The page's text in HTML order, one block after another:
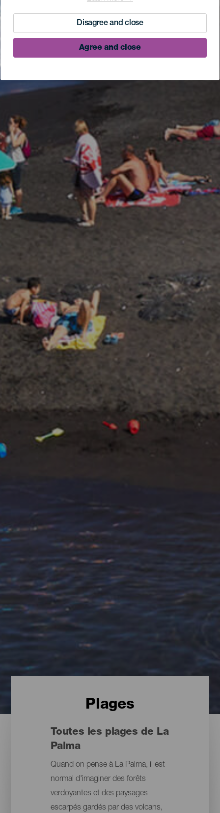
Disagree and close
Agree and close
Plages
Toutes les plages de La
Palma
Quand on pense à La Palma, il est
normal d'imaginer des forêts
verdoyantes et des paysages
escarpés gardés par des volcans,